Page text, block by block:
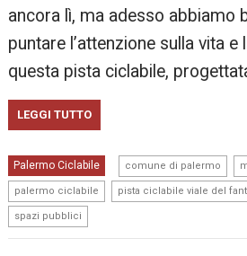
ancora lì, ma adesso abbiamo
puntare l’attenzione sulla vita e
questa pista ciclabile,
LEGGI TUTTO
Palermo Ciclabile comune di palermo
palermo ciclabile pista ciclabile viale del
spazi pubblici